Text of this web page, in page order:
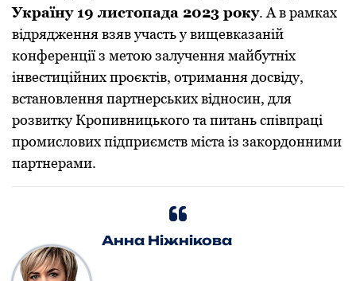
Україну 19 листопада 2023 року. А в рамках
відрядження взяв участь у вищевказаній
конференції з метою залучення майбутніх
інвестиційних проєктів, отримання досвіду,
встановлення партнерських відносин, для
розвитку Кропивницького та питань співпраці
промислових підприємств міста із закордонними
партнерами.
Анна Ніжнікова